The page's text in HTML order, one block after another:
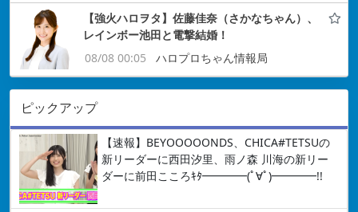
【強火ハロヲタ】佐藤佳奈（さかなちゃん）、
レインボー池田と電撃結婚！
08/08 00:05
ハロプロちゃん情報局
ピックアップ
【速報】BEYOOOOONDS、CHICA#TETSUの
新リーダーに西田汐里、雨ノ森 川海の新リー
ダーに前田こころｷﾀ━━━━(ﾟ∀ﾟ)━━━━!!